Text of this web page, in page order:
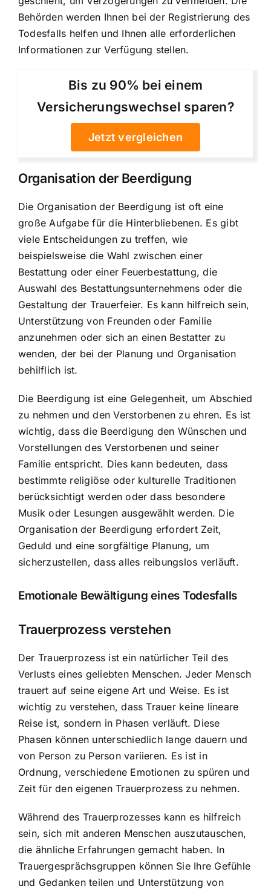
Behörden werden Ihnen bei der Registrierung des
Todesfalls helfen und Ihnen alle erforderlichen
Informationen zur Verfügung stellen.
Bis zu 90% bei einem
Versicherungswechsel sparen?
Jetzt vergleichen
Organisation der Beerdigung
Die Organisation der Beerdigung ist oft eine
große Aufgabe für die Hinterbliebenen. Es gibt
viele Entscheidungen zu treffen, wie
beispielsweise die Wahl zwischen einer
Bestattung oder einer Feuerbestattung, die
Auswahl des Bestattungsunternehmens oder die
Gestaltung der Trauerfeier. Es kann hilfreich sein,
Unterstützung von Freunden oder Familie
anzunehmen oder sich an einen Bestatter zu
wenden, der bei der Planung und Organisation
behilflich ist.
Die Beerdigung ist eine Gelegenheit, um Abschied
zu nehmen und den Verstorbenen zu ehren. Es ist
wichtig, dass die Beerdigung den Wünschen und
Vorstellungen des Verstorbenen und seiner
Familie entspricht. Dies kann bedeuten, dass
bestimmte religiöse oder kulturelle Traditionen
berücksichtigt werden oder dass besondere
Musik oder Lesungen ausgewählt werden. Die
Organisation der Beerdigung erfordert Zeit,
Geduld und eine sorgfältige Planung, um
sicherzustellen, dass alles reibungslos verläuft.
Emotionale Bewältigung eines Todesfalls
Trauerprozess verstehen
Der Trauerprozess ist ein natürlicher Teil des
Verlusts eines geliebten Menschen. Jeder Mensch
trauert auf seine eigene Art und Weise. Es ist
wichtig zu verstehen, dass Trauer keine lineare
Reise ist, sondern in Phasen verläuft. Diese
Phasen können unterschiedlich lange dauern und
von Person zu Person variieren. Es ist in
Ordnung, verschiedene Emotionen zu spüren und
Zeit für den eigenen Trauerprozess zu nehmen.
Während des Trauerprozesses kann es hilfreich
sein, sich mit anderen Menschen auszutauschen,
die ähnliche Erfahrungen gemacht haben. In
Trauergesprächsgruppen können Sie Ihre Gefühle
und Gedanken teilen und Unterstützung von